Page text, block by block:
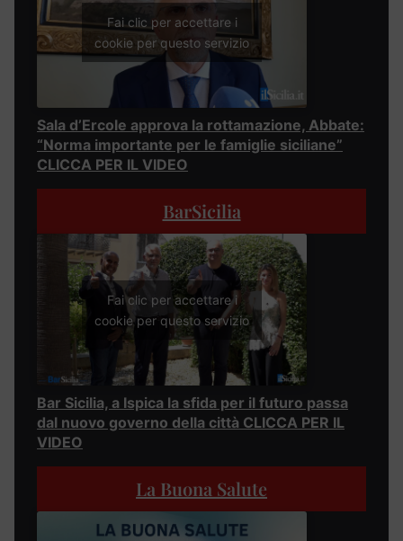
Fai clic per accettare i
cookie per questo servizio
Sala d’Ercole approva la rottamazione, Abbate:
“Norma importante per le famiglie siciliane”
CLICCA PER IL VIDEO
BarSicilia
Fai clic per accettare i
cookie per questo servizio
Bar Sicilia, a Ispica la sfida per il futuro passa
dal nuovo governo della città CLICCA PER IL
VIDEO
La Buona Salute